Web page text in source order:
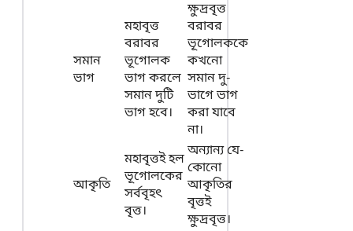
সমান
ভাগ
মহাবৃত্ত
বরাবর
ভূগোলক
ভাগ করলে
সমান দুটি
ভাগ হবে।
ক্ষুদ্রবৃত্ত
বরাবর
ভূগোলককে
কখনো
সমান দু-
ভাগে ভাগ
করা যাবে
না।
আকৃতি
মহাবৃত্তই হল
ভূগোলকের
সর্ববৃহৎ
বৃত্ত।
অন্যান্য যে-
কোনো
আকৃতির
বৃত্তই
ক্ষুদ্রবৃত্ত।